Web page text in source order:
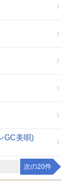
GC美唄)
次の20件